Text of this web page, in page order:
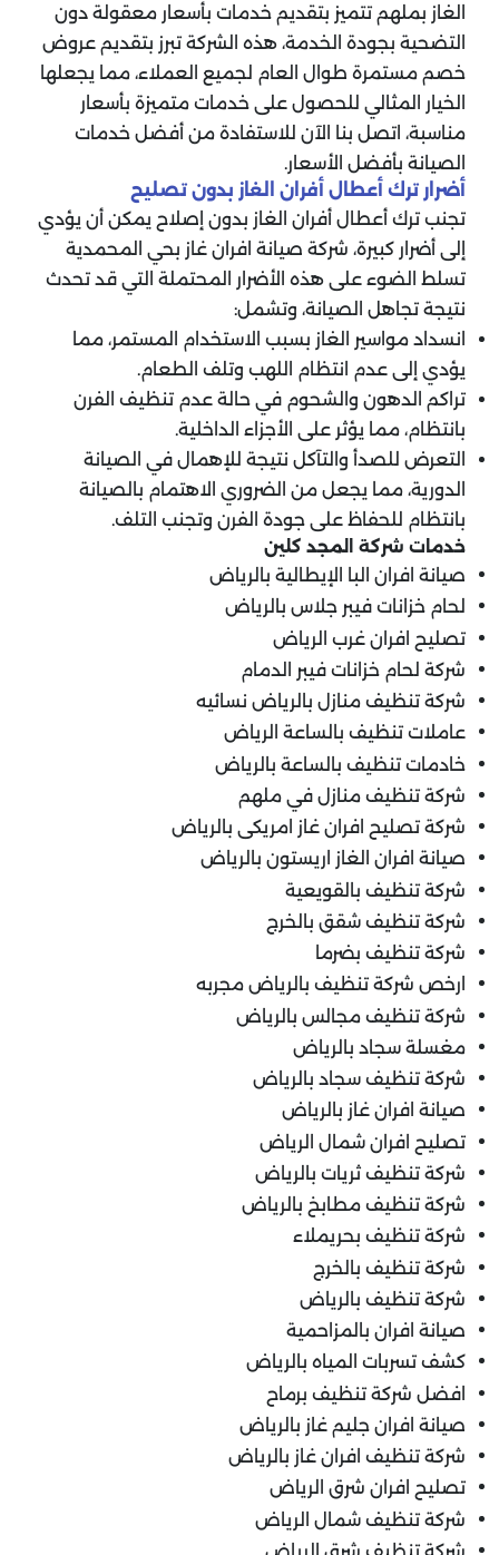
الغاز بملهم تتميز بتقديم خدمات بأسعار معقولة دون
التضحية بجودة الخدمة، هذه الشركة تبرز بتقديم عروض
خصم مستمرة طوال العام لجميع العملاء، مما يجعلها
الخيار المثالي للحصول على خدمات متميزة بأسعار
مناسبة، اتصل بنا الآن للاستفادة من أفضل خدمات
الصيانة بأفضل الأسعار.
أضرار ترك أعطال أفران الغاز بدون تصليح
تجنب ترك أعطال أفران الغاز بدون إصلاح يمكن أن يؤدي
إلى أضرار كبيرة، شركة صيانة افران غاز بحي المحمدية
تسلط الضوء على هذه الأضرار المحتملة التي قد تحدث
نتيجة تجاهل الصيانة، وتشمل:
انسداد مواسير الغاز بسبب الاستخدام المستمر، مما
يؤدي إلى عدم انتظام اللهب وتلف الطعام.
تراكم الدهون والشحوم في حالة عدم تنظيف الفرن
بانتظام، مما يؤثر على الأجزاء الداخلية.
التعرض للصدأ والتآكل نتيجة للإهمال في الصيانة
الدورية، مما يجعل من الضروري الاهتمام بالصيانة
بانتظام للحفاظ على جودة الفرن وتجنب التلف.
خدمات شركة المجد كلين
صيانة افران البا الإيطالية بالرياض
لحام خزانات فيبر جلاس بالرياض
تصليح افران غرب الرياض
شركة لحام خزانات فيبر الدمام
شركة تنظيف منازل بالرياض نسائيه
عاملات تنظيف بالساعة الرياض
خادمات تنظيف بالساعة بالرياض
شركة تنظيف منازل في ملهم
شركة تصليح افران غاز امريكى بالرياض
صيانة افران الغاز اريستون بالرياض
شركة تنظيف بالقويعية
شركة تنظيف شقق بالخرج
شركة تنظيف بضرما
ارخص شركة تنظيف بالرياض مجربه
شركة تنظيف مجالس بالرياض
مغسلة سجاد بالرياض
شركة تنظيف سجاد بالرياض
صيانة افران غاز بالرياض
تصليح افران شمال الرياض
شركة تنظيف ثريات بالرياض
شركة تنظيف مطابخ بالرياض
شركة تنظيف بحريملاء
شركة تنظيف بالخرج
شركة تنظيف بالرياض
صيانة افران بالمزاحمية
كشف تسربات المياه بالرياض
افضل شركة تنظيف برماح
صيانة افران جليم غاز بالرياض
شركة تنظيف افران غاز بالرياض
تصليح افران شرق الرياض
شركة تنظيف شمال الرياض